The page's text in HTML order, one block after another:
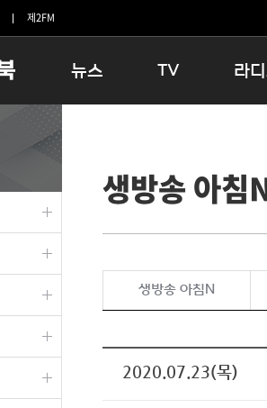
제2FM
뉴스
보은
옥천
TV
인생내컷
테마기행 길
시청자 FLEX
특집프로그램
종영프로그램
라
16:00
우리 고
생방송 아침
생방송 아침N
2020.07.23(목)